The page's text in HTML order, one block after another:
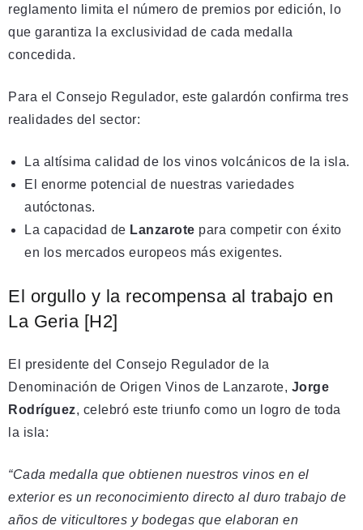
reglamento limita el número de premios por edición, lo
que garantiza la exclusividad de cada medalla
concedida.
Para el Consejo Regulador, este galardón confirma tres
realidades del sector:
La altísima calidad de los vinos volcánicos de la isla.
El enorme potencial de nuestras variedades
autóctonas.
La capacidad de Lanzarote para competir con éxito
en los mercados europeos más exigentes.
El orgullo y la recompensa al trabajo en
La Geria [H2]
El presidente del Consejo Regulador de la
Denominación de Origen Vinos de Lanzarote, Jorge
Rodríguez, celebró este triunfo como un logro de toda
la isla:
“Cada medalla que obtienen nuestros vinos en el
exterior es un reconocimiento directo al duro trabajo de
años de viticultores y bodegas que elaboran en